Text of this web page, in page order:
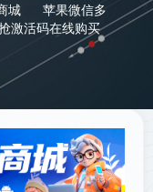
城
苹果微信多
激活码在线购买
动发货商城
微
微信分身下